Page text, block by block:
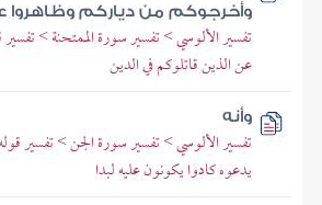
وأخرجوكم من دياركم وظاهروا
تفسير الألوسي > تفسير سورة الممتحنة > تفسير
عن الذين قاتلوكم في الدين
وأنه
تفسير الألوسي > تفسير سورة الجن > تفسير قوله
يدعوه كادوا يكونون عليه لبدا